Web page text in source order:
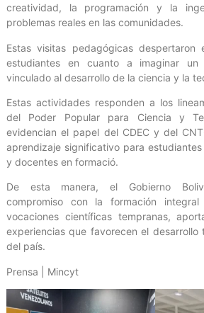
creatividad, la programación y la
problemas reales en las comunidades.
Estas visitas pedagógicas despertaron
estudiantes en cuanto a imaginar un
vinculado al desarrollo de la ciencia y la
Estas actividades responden a los
del Poder Popular para Ciencia y
evidencian el papel del CDEC y del
aprendizaje significativo para
y docentes en formació.
De esta manera, el Gobierno
compromiso con la formación
vocaciones científicas tempranas,
experiencias que favorecen el
del país.
Prensa | Mincyt